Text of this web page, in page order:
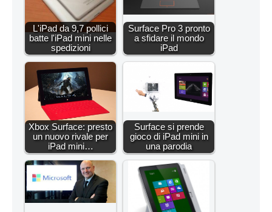
L'iPad da 9,7 pollici
batte l'iPad mini nelle
spedizioni
Surface Pro 3 pronto
a sfidare il mondo
iPad
Xbox Surface: presto
un nuovo rivale per
iPad mini…
Surface si prende
gioco di iPad mini in
una parodia